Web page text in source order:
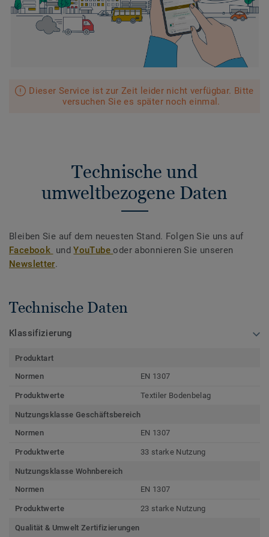
Dieser Service ist zur Zeit leider nicht verfügbar. Bitte
versuchen Sie es später noch einmal.
Technische und
umweltbezogene Daten
Bleiben Sie auf dem neuesten Stand. Folgen Sie uns auf
Facebook undYouTubeoder abonnieren Sie unseren
Newsletter.
Technische Daten
Klassifizierung
Produktart
Normen
EN 1307
Produktwerte Textiler Bodenbelag
Nutzungsklasse Geschäftsbereich
Normen
EN 1307
Produktwerte 33 starke Nutzung
Nutzungsklasse Wohnbereich
Normen
EN 1307
Produktwerte 23 starke Nutzung
Qualität & Umwelt Zertifizierungen